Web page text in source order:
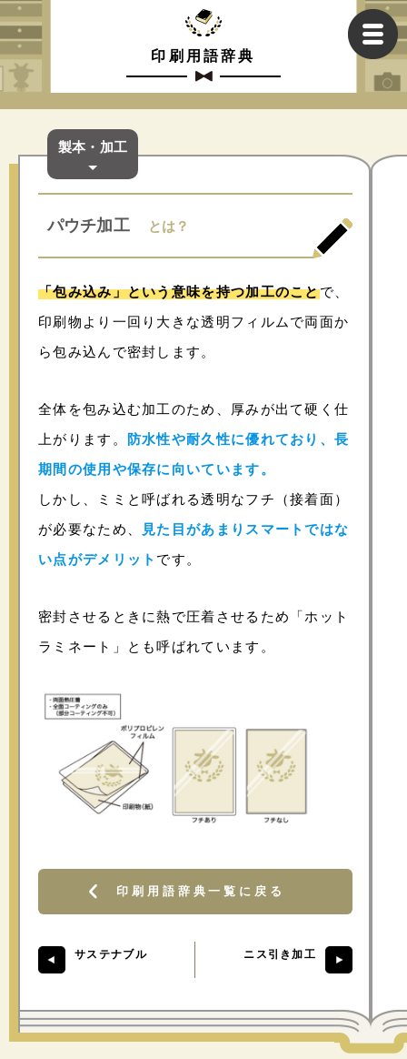
印刷用語辞典
製本・加工
パウチ加工 とは？
「包み込み」という意味を持つ加工のことで、
印刷物より一回り大きな透明フィルムで両面か
ら包み込んで密封します。
全体を包み込む加工のため、厚みが出て硬く仕
上がります。
防水性や耐久性に優れており、長
期間の使用や保存に向いています。
しかし、ミミと呼ばれる透明なフチ（接着面）
が必要なため、
見た目があまりスマートではな
い点がデメリット です。
密封させるときに熱で圧着させるため「ホット
ラミネート」とも呼ばれています。
印刷用語辞典一覧に戻る
サステナブル ニス引き加工